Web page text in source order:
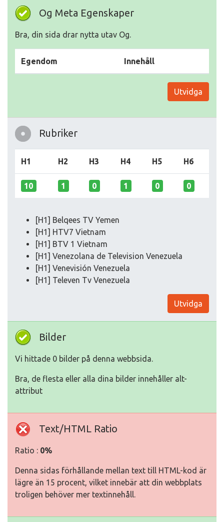
Og Meta Egenskaper
Bra, din sida drar nytta utav Og.
Egendom Innehåll
Utvidga
Rubriker
H1 H2 H3 H4 H5 H6
10 1 0 1 0 0
[H1] Belqees TV Yemen
[H1] HTV7 Vietnam
[H1] BTV 1 Vietnam
[H1] Venezolana de Television Venezuela
[H1] Venevisión Venezuela
[H1] Televen Tv Venezuela
Utvidga
Bilder
Vi hittade 0 bilder på denna webbsida.
Bra, de flesta eller alla dina bilder innehåller alt-
attribut
Text/HTML Ratio
Ratio : 0%
Denna sidas förhållande mellan text till HTML-kod är
lägre än 15 procent, vilket innebär att din webbplats
troligen behöver mer textinnehåll.